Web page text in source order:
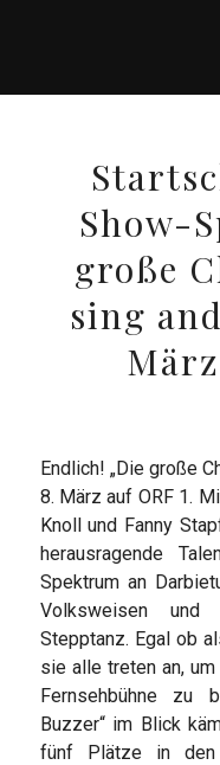
Show-
große
sing
Endlich! „Die große
8. März auf ORF 1.
Knoll und Fanny
herausragende
Spektrum an
Volksweisen
Stepptanz. Egal ob
sie alle treten an,
Fernsehbühne zu
Buzzer“ im Blick
fünf Plätze in den